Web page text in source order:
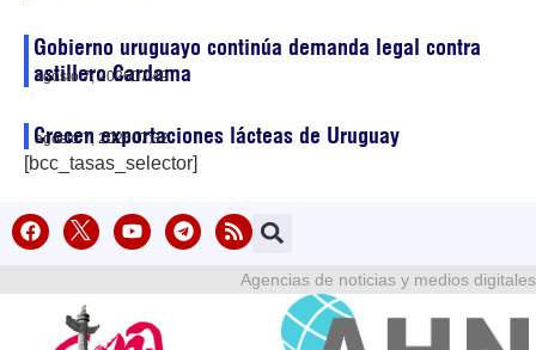
Gobierno uruguayo continúa demanda legal contra
astillero Cardama
agosto 7, 202607:49
Crecen exportaciones lácteas de Uruguay
agosto 7, 202607:32
[bcc_tasas_selector]
Agencias de noticias y medios digitales